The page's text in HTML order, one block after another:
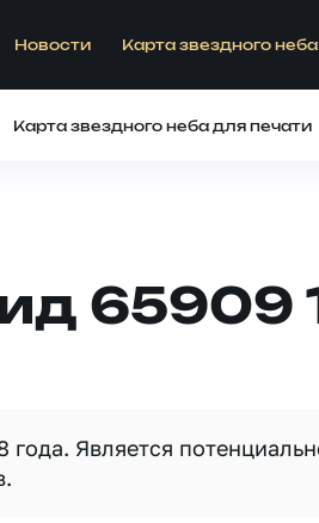
Новости Карта звездного неба
Карта звездного неба для печати
65909
года. Является